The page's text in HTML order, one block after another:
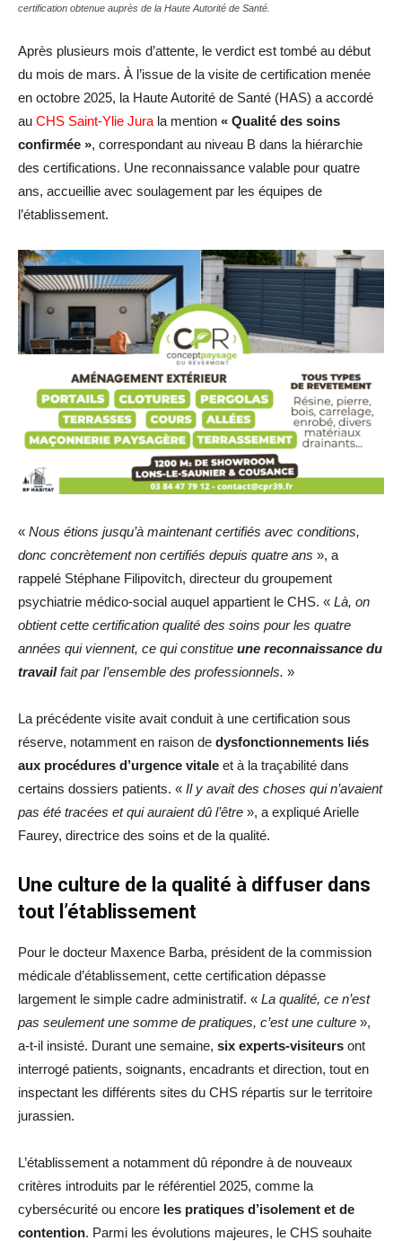
certification obtenue auprès de la Haute Autorité de Santé.
Après plusieurs mois d’attente, le verdict est tombé au début
du mois de mars. À l’issue de la visite de certification menée
en octobre 2025, la Haute Autorité de Santé (HAS) a accordé
au CHS Saint-Ylie Jura la mention « Qualité des soins
confirmée », correspondant au niveau B dans la hiérarchie
des certifications. Une reconnaissance valable pour quatre
ans, accueillie avec soulagement par les équipes de
l’établissement.
« Nous étions jusqu’à maintenant certifiés avec conditions,
donc concrètement non certifiés depuis quatre ans », a
rappelé Stéphane Filipovitch, directeur du groupement
psychiatrie médico-social auquel appartient le CHS. « Là, on
obtient cette certification qualité des soins pour les quatre
années qui viennent, ce qui constitue une reconnaissance du
travailfait par l’ensemble des professionnels. »
La précédente visite avait conduit à une certification sous
réserve, notamment en raison de dysfonctionnements liés
aux procédures d’urgence vitale et à la traçabilité dans
certains dossiers patients. « Il y avait des choses qui n’avaient
pas été tracées et qui auraient dû l’être », a expliqué Arielle
Faurey, directrice des soins et de la qualité.
Une culture de la qualité à diffuser dans
tout l’établissement
Pour le docteur Maxence Barba, président de la commission
médicale d’établissement, cette certification dépasse
largement le simple cadre administratif. « La qualité, ce n’est
pas seulement une somme de pratiques, c’est une culture »,
a-t-il insisté. Durant une semaine, six experts-visiteurs ont
interrogé patients, soignants, encadrants et direction, tout en
inspectant les différents sites du CHS répartis sur le territoire
jurassien.
L’établissement a notamment dû répondre à de nouveaux
critères introduits par le référentiel 2025, comme la
cybersécurité ou encore les pratiques d’isolement et de
contention. Parmi les évolutions majeures, le CHS souhaite